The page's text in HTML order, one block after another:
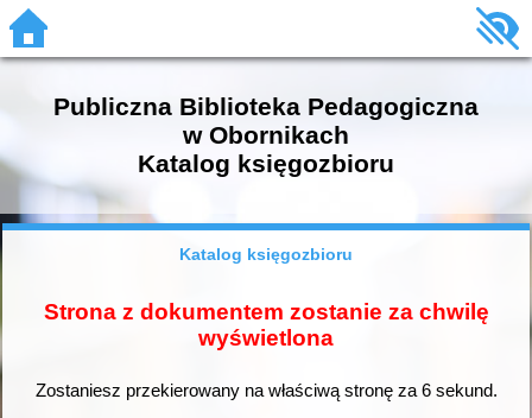
Publiczna Biblioteka Pedagogiczna
w Obornikach
Katalog księgozbioru
Katalog księgozbioru
Strona z dokumentem zostanie za chwilę
wyświetlona
Zostaniesz przekierowany na właściwą stronę za 6sekund.